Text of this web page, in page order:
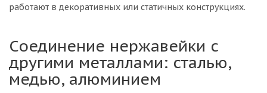
работают в декоративных или статичных конструкциях.
Соединение нержавейки с
другими металлами: сталью,
медью, алюминием